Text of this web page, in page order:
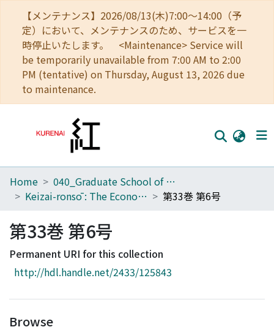
【メンテナンス】2026/08/13(木)7:00～14:00（予
定）において、メンテナンスのため、サービスを一
時停止いたします。 <Maintenance> Service will
be temporarily unavailable from 7:00 AM to 2:00
PM (tentative) on Thursday, August 13, 2026 due
to maintenance.
Home
Browse
Download Ranking
Access Statistics
Home
040_Graduate School of Economics
Keizai-ronsō : The Economic Review
第33巻 第6号
第33巻 第6号
Permanent URI for this collection
http://hdl.handle.net/2433/125843
Browse